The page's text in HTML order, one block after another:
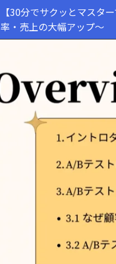
【30分でサクッとマスタ
率・売上の大幅アップ～